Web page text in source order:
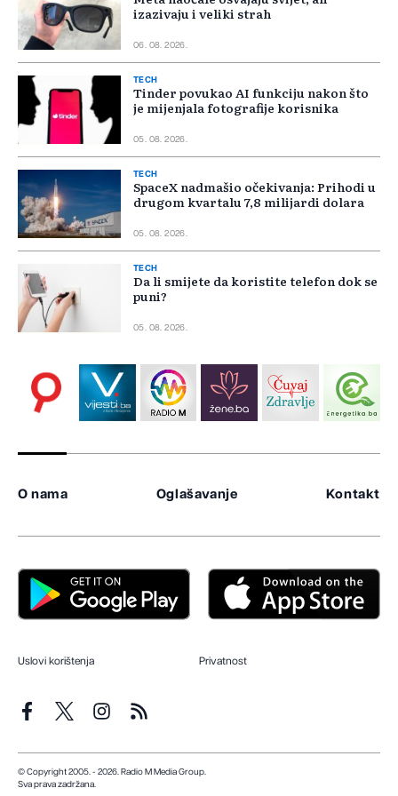
izazivaju i veliki strah
06. 08. 2026.
TECH
Tinder povukao AI funkciju nakon što
je mijenjala fotografije korisnika
05. 08. 2026.
TECH
SpaceX nadmašio očekivanja: Prihodi u
drugom kvartalu 7,8 milijardi dolara
05. 08. 2026.
TECH
Da li smijete da koristite telefon dok se
puni?
05. 08. 2026.
O nama Oglašavanje Kontakt
Uslovi korištenja Privatnost
© Copyright 2005. - 2026. Radio M Media Group.
Sva prava zadržana.